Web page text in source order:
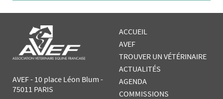
AVEF - 10 place Léon Blum -
75011 PARIS
ACCUEIL
AVEF
TROUVER UN VÉTÉRINAIRE
ACTUALITÉS
AGENDA
COMMISSIONS